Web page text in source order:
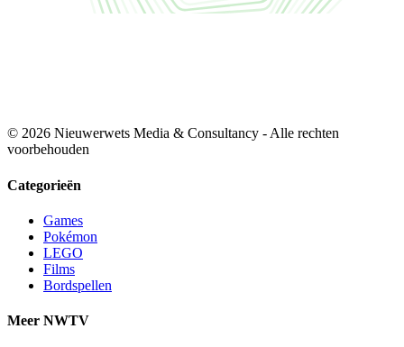
© 2026 Nieuwerwets Media & Consultancy - Alle rechten
voorbehouden
Categorieën
Games
Pokémon
LEGO
Films
Bordspellen
Meer NWTV